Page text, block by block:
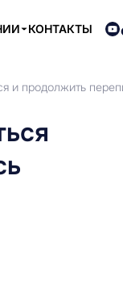
КОНТАКТЫ
и продолжить